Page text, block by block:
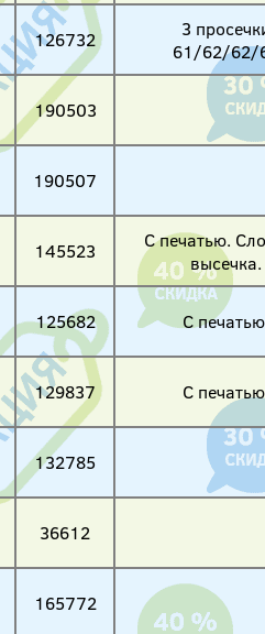
126732
3
61/62/62/
190503
190507
145523
С печатью.
высечка.
125682 С
129837 С
132785
36612
165772